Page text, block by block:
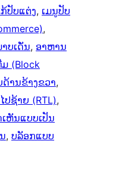
ກ້ປັບແຕ່ງ, ເມນູປັບ
ບເດັ່ນ, ອາຫານ
(Block
ດ້ານຂ້າງຂວາ
ປຊ້າຍ (RTL)
ຫັນແບບເປັນ
, ບລັອກແບບ